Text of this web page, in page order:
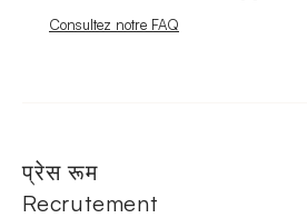
Nouvelle fenêtre
Consultez notre FAQ
प्रेस रूम
Recrutement